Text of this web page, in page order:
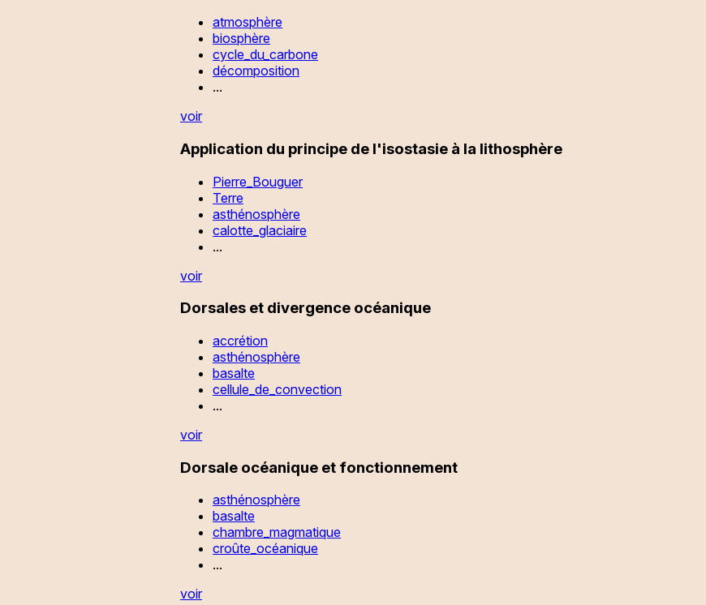
atmosphère
biosphère
cycle_du_carbone
décomposition
...
voir
Application du principe de l'isostasie à la lithosphère
Pierre_Bouguer
Terre
asthénosphère
calotte_glaciaire
...
voir
Dorsales et divergence océanique
accrétion
asthénosphère
basalte
cellule_de_convection
...
voir
Dorsale océanique et fonctionnement
asthénosphère
basalte
chambre_magmatique
croûte_océanique
...
voir